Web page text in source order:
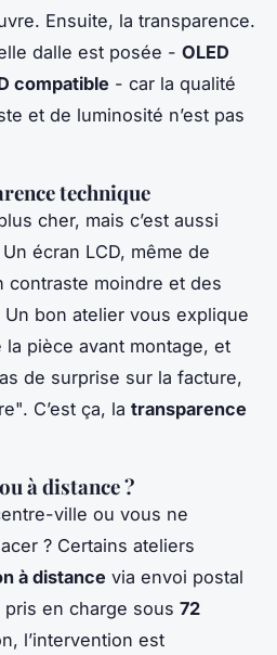
Ensuite, la transparence.
dalle est posée - OLED
compatible - car la qualité
et de luminosité n’est pas
technique
cher, mais c’est aussi
écran LCD, même de
contraste moindre et des
bon atelier vous explique
pièce avant montage, et
de surprise sur la facture,
C’est ça, la transparence
à distance ?
ville ou vous ne
? Certains ateliers
à distance via envoi postal
pris en charge sous 72
l’intervention est